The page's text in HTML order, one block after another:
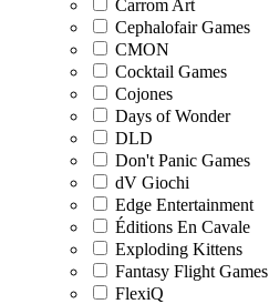
Carrom Art
Cephalofair Games
CMON
Cocktail Games
Cojones
Days of Wonder
DLD
Don't Panic Games
dV Giochi
Edge Entertainment
Éditions En Cavale
Exploding Kittens
Fantasy Flight Games
FlexiQ